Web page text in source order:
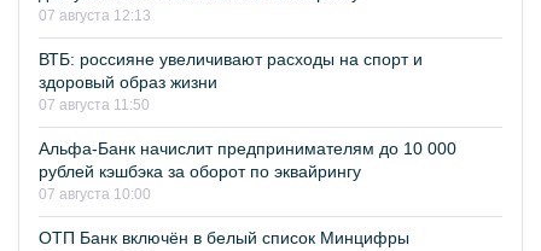
07 августа 12:13
ВТБ: россияне увеличивают расходы на спорт и
здоровый образ жизни
07 августа 11:50
Альфа-Банк начислит предпринимателям до 10 000
рублей кэшбэка за оборот по эквайрингу
07 августа 10:00
ОТП Банк включён в белый список Минцифры